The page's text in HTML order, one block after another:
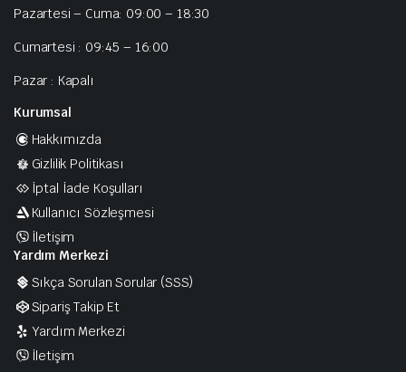
Pazartesi – Cuma: 09:00 – 18:30
Cumartesi : 09:45 – 16:00
Pazar : Kapalı
Kurumsal
Hakkımızda
Gizlilik Politikası
İptal İade Koşulları
Kullanıcı Sözleşmesi
İletişim
Yardım Merkezi
Sıkça Sorulan Sorular (SSS)
Sipariş Takip Et
Yardım Merkezi
İletişim